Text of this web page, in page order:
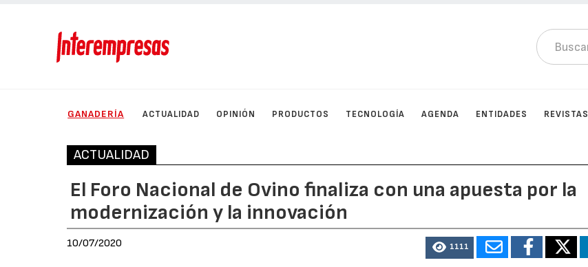
GANADERÍA ACTUALIDAD OPINIÓN PRODUCTOS TECNOLOGÍA AGENDA ENTIDADES REVISTAS
ACTUALIDAD
El Foro Nacional de Ovino finaliza con una apuesta por la
modernización y la innovación
10/07/2020 1111